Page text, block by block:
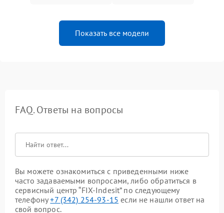
Показать все модели
FAQ. Ответы на вопросы
Вы можете ознакомиться с приведенными ниже
часто задаваемыми вопросами, либо обратиться в
сервисный центр “FIX-Indesit” по следующему
телефону+7 (342) 254-93-15 если не нашли ответ на
свой вопрос.